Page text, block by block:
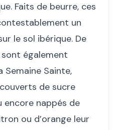
Faits de beurre, ces
un
le sol ibérique. De
également
Sainte,
de sucre
encore nappés de
ou d’orange leur